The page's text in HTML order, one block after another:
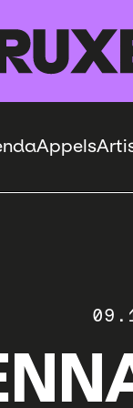
Appels